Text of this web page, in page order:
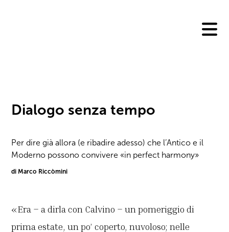
Dialogo senza tempo
Per dire già allora (e ribadire adesso) che l’Antico e il
Moderno possono convivere «in perfect harmony»
di Marco Riccòmini
«Era – a dirla con Calvino – un pomeriggio di
prima estate, un po’ coperto, nuvoloso; nelle